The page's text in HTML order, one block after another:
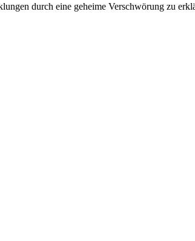
durch eine geheime Verschwörung zu